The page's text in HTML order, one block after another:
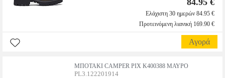
84.95 €
Ελάχιστη 30 ημερών 84.95 €
Προτεινόμενη λιανική 169.90 €
Αγορά
ΜΠΟΤΑΚΙ CAMPER PIX K400388 ΜΑΥΡΟ
PL3.122201914